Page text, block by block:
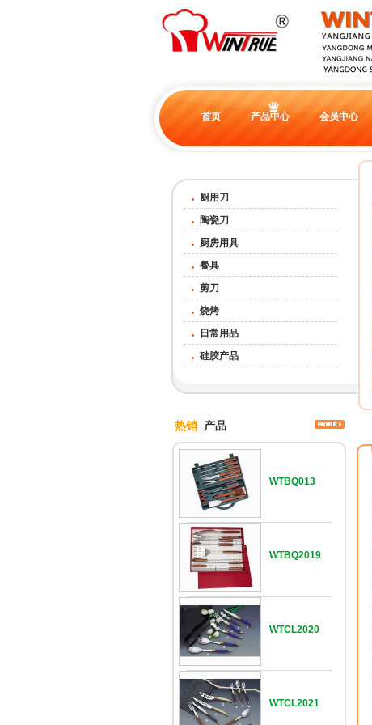
首页 产品中心 会员中心
厨用刀
陶瓷刀
厨房用具
餐具
剪刀
烧烤
日常用品
硅胶产品
热销 产品
WTBQ013
WTBQ2019
WTCL2020
WTCL2021